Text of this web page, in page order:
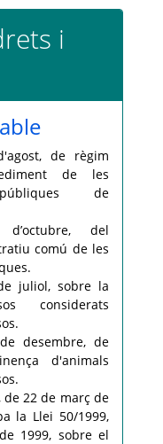
i
de règim
de les
de
del
comú de les
juliol, sobre la
considerats
desembre, de
d'animals
de 22 de març de
la Llei 50/1999,
1999, sobre el